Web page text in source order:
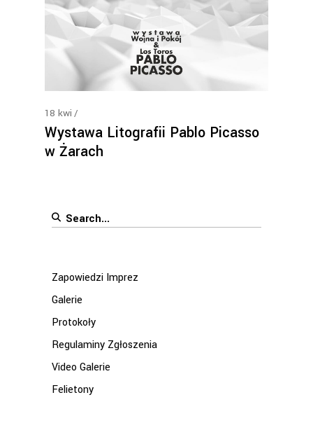
18 kwi
Wystawa Litografii Pablo Picasso
w Żarach
Search
Zapowiedzi Imprez
Galerie
Protokoły
Regulaminy Zgłoszenia
Video Galerie
Felietony